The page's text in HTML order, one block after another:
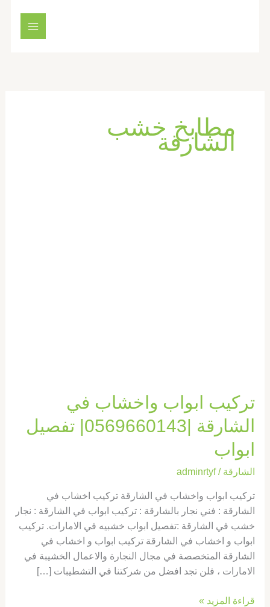
مطابخ خشب
الشارقة
تركيب ابواب واخشاب في
الشارقة |0569660143| تفصيل
ابواب
الشارقة /
adminrtyf
تركيب ابواب واخشاب في الشارقة تركيب اخشاب في
الشارقة : فني نجار بالشارقة : تركيب ابواب في الشارقة : نجار
خشب في الشارقة :تفصيل ابواب خشبيه في الامارات. تركيب
ابواب و اخشاب في الشارقة تركيب ابواب و اخشاب في
الشارقة المتخصصة في مجال النجارة والاعمال الخشيبة في
الامارات ، فلن تجد افضل من شركتنا في التشطيبات […]
قراءة المزيد »